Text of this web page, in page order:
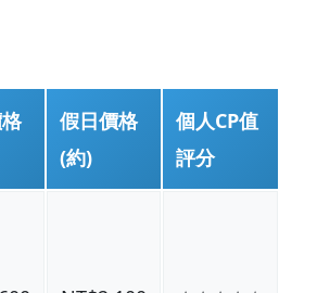
假日價格
(約)
個人CP值
評分